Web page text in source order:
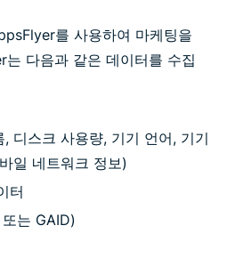
를 사용하여 마케팅을
다음과 같은 데이터를 수집
디스크 사용량, 기기 언어, 기기
일 네트워크 정보)
터
는 GAID)